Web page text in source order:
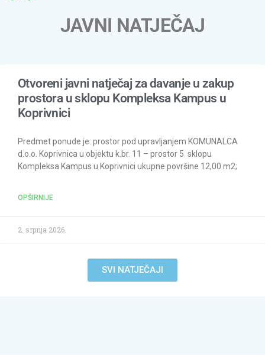
JAVNI NATJEČAJ
Otvoreni javni natječaj za davanje u zakup
prostora u sklopu Kompleksa Kampus u
Koprivnici
Predmet ponude je: prostor pod upravljanjem KOMUNALCA
d.o.o. Koprivnica u objektu k.br. 11 – prostor 5 sklopu
Kompleksa Kampus u Koprivnici ukupne površine 12,00 m2;
OPŠIRNIJE
2. srpnja 2026.
SVI NATJEČAJI